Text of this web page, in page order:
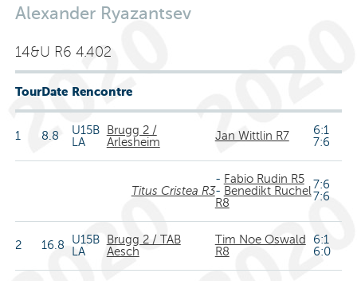
Alexander Ryazantsev
14&U R6 4.402
TourDate Rencontre
1 8.8
U15B
LA
Brugg 2 /
Arlesheim
Jan Wittlin R7
6:1
7:6
Titus Cristea R3
- Fabio Rudin R5
- Benedikt Ruchel
R8
7:6
7:6
2 16.8
U15B
LA
Brugg 2 / TAB
Aesch
Tim Noe Oswald
R8
6:1
6:0